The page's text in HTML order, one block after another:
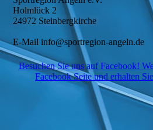
Holmlück 2
24972 Steinbergkirche
E-Mail info@sportregion-angeln.de
Besuchen Sie uns auf Facebook!
Facebook Seite und erhalten